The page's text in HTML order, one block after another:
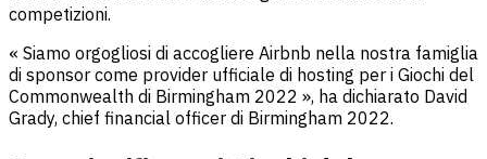
competizioni.
« Siamo orgogliosi di accogliere Airbnb nella nostra famiglia
di sponsor come provider ufficiale di hosting per i Giochi del
Commonwealth di Birmingham 2022 », ha dichiarato David
Grady, chief financial officer di Birmingham 2022.